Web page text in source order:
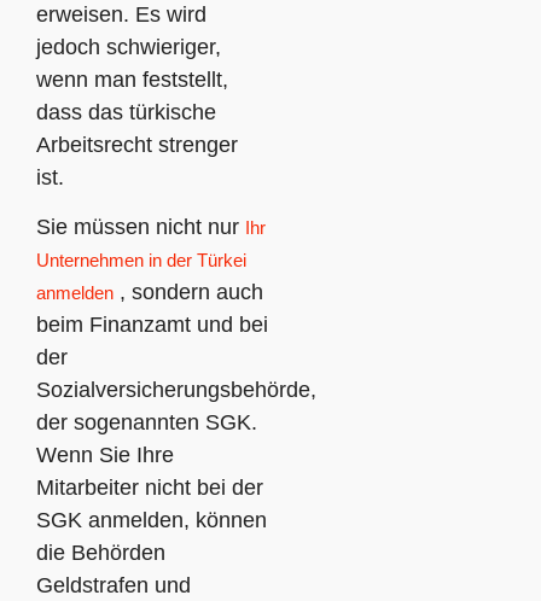
erweisen. Es wird
jedoch schwieriger,
wenn man feststellt,
dass das türkische
Arbeitsrecht strenger
ist.
Sie müssen nicht nur Ihr
Unternehmen in der Türkei
anmelden , sondern auch
beim Finanzamt und bei
der
Sozialversicherungsbehörde,
der sogenannten SGK.
Wenn Sie Ihre
Mitarbeiter nicht bei der
SGK anmelden, können
die Behörden
Geldstrafen und